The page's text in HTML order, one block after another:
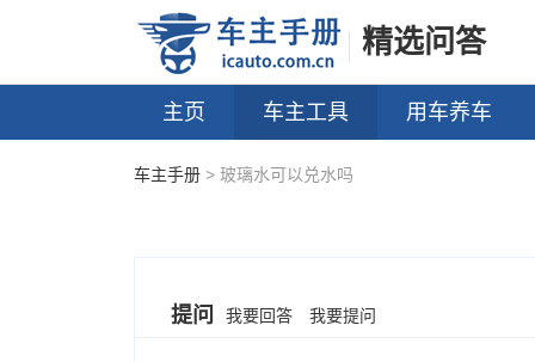
精选问答
主页 车主工具 用车养车
车主手册 > 玻璃水可以兑水吗
提问 我要回答 我要提问